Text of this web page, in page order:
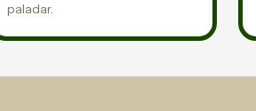
paladar.